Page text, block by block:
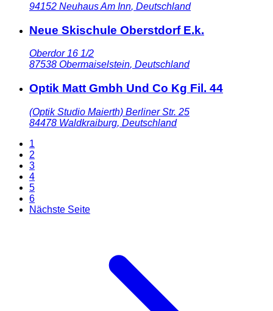
94152 Neuhaus Am Inn, Deutschland
Neue Skischule Oberstdorf E.k.
Oberdor 16 1/2
87538 Obermaiselstein, Deutschland
Optik Matt Gmbh Und Co Kg Fil. 44
(Optik Studio Maierth) Berliner Str. 25
84478 Waldkraiburg, Deutschland
1
2
3
4
5
6
Nächste Seite